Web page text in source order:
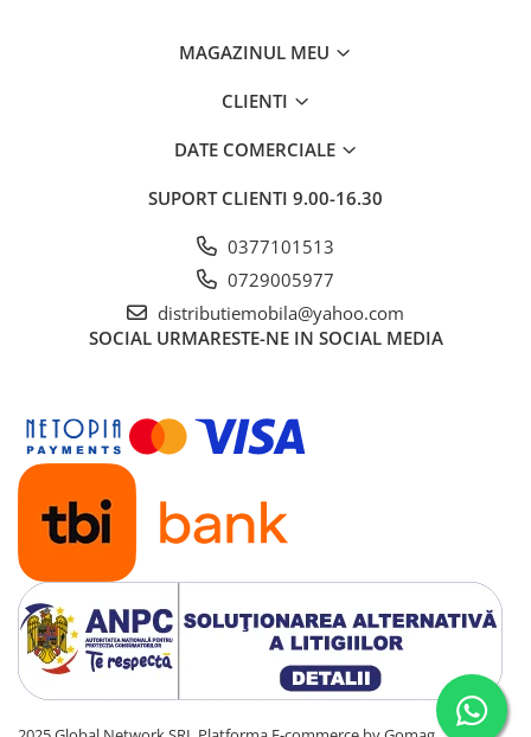
MAGAZINUL MEU
CLIENTI
DATE COMERCIALE
SUPORT CLIENTI 9.00-16.30
0377101513
0729005977
distributiemobila@yahoo.com
SOCIAL URMARESTE-NE IN SOCIAL MEDIA